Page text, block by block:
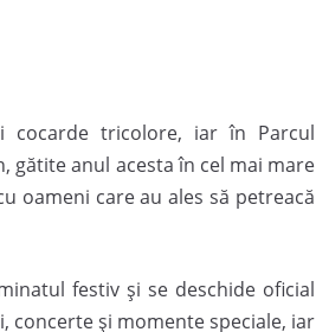
cocarde tricolore, iar în Parcul
gătite anul acesta în cel mai mare
oameni care au ales să petreacă
festiv și se deschide oficial
concerte și momente speciale, iar